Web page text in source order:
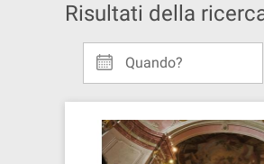
Risultati della
Quando?